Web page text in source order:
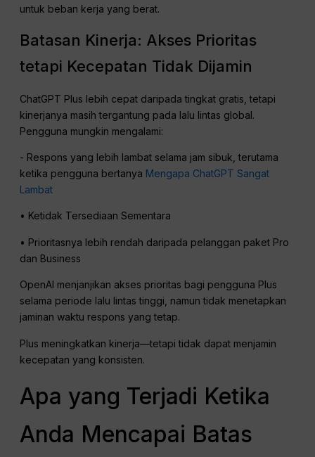
untuk beban kerja yang berat.
Batasan Kinerja: Akses Prioritas
tetapi Kecepatan Tidak Dijamin
ChatGPT Plus lebih cepat daripada tingkat gratis, tetapi
kinerjanya masih tergantung pada lalu lintas global.
Pengguna mungkin mengalami:
- Respons yang lebih lambat selama jam sibuk, terutama
ketika pengguna bertanya Mengapa ChatGPT Sangat
Lambat
• Ketidak Tersediaan Sementara
• Prioritasnya lebih rendah daripada pelanggan paket Pro
dan Business
OpenAI menjanjikan akses prioritas bagi pengguna Plus
selama periode lalu lintas tinggi, namun tidak menetapkan
jaminan waktu respons yang tetap.
Plus meningkatkan kinerja—tetapi tidak dapat menjamin
kecepatan yang konsisten.
Apa yang Terjadi Ketika
Anda Mencapai Batas